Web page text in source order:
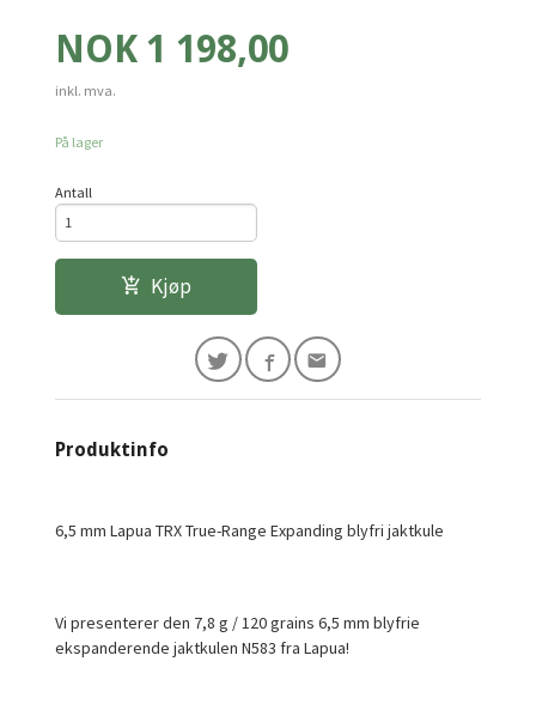
Pris
NOK 1 198,00
inkl. mva.
På lager
Antall
Kjøp
Produktinfo
6,5 mm Lapua TRX True-Range Expanding blyfri jaktkule
Vi presenterer den 7,8 g / 120 grains 6,5 mm blyfrie
ekspanderende jaktkulen N583 fra Lapua!